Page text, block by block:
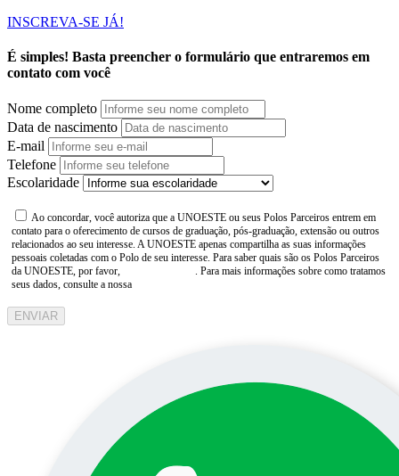
INSCREVA-SE JÁ!
É simples! Basta preencher o formulário que entraremos em
contato com você
Nome completo
Data de nascimento
E-mail
Telefone
Escolaridade
Ao concordar, você autoriza que a UNOESTE ou seus Polos Parceiros entrem em
contato para o oferecimento de cursos de graduação, pós-graduação, extensão ou outros
relacionados ao seu interesse. A UNOESTE apenas compartilha as suas informações
pessoais coletadas com o Polo de seu interesse. Para saber quais são os Polos Parceiros
da UNOESTE, por favor,
. Para mais informações sobre como tratamos
seus dados, consulte a nossa
ENVIAR